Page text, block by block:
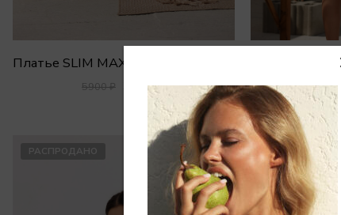
5900₽ 3900₽ 4500
РАСПРОДАНО SALE